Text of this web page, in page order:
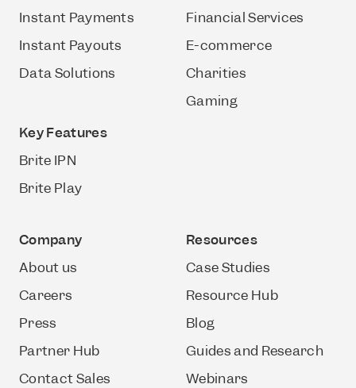
Instant Payments
Instant Payouts
Data Solutions
Key Features
Brite IPN
Brite Play
Financial Services
E-commerce
Charities
Gaming
Company
About us
Careers
Press
Partner Hub
Contact Sales
Resources
Case Studies
Resource Hub
Blog
Guides and Research
Webinars